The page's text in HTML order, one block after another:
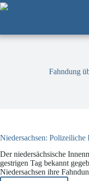
Zum
Inhalt
Fahndung
Niedersachsen: Polizeiliche
Der niedersächsische
gestrigen Tag bekannt
Niedersachsen ihre